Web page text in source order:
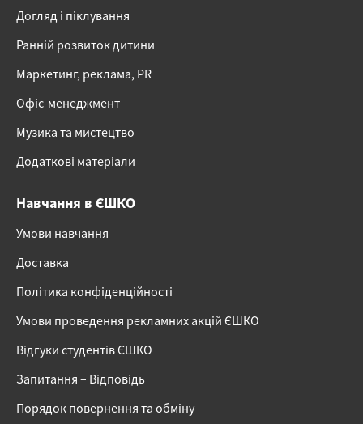
Догляд і піклування
Ранній розвиток дитини
Маркетинг, реклама, PR
Офіс-менеджмент
Музика та мистецтво
Додаткові матеріали
Навчання в ЄШКО
Умови навчання
Доставка
Політика конфіденційності
Умови проведення рекламних акцій ЄШКО
Відгуки студентів ЄШКО
Запитання – Відповідь
Порядок повернення та обміну